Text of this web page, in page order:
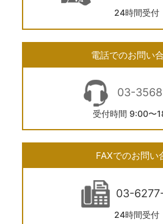
24時間受付
電話でのお問い
03-
受付時間 9:00〜
FAXでのお問い
03-
24時間受付